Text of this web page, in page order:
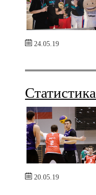
24.05.19
20.05.19